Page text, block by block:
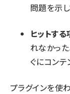
問題を示
ヒットす
れなかっ
ぐにコン
プラグインを使